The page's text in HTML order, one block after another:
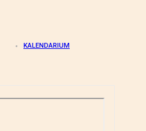
KALENDARIUM